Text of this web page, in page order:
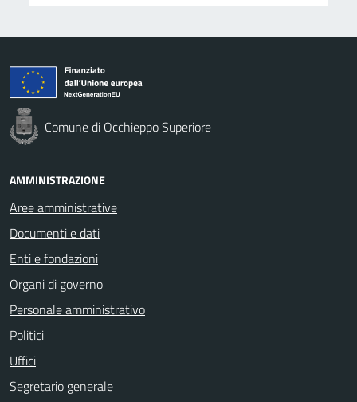
Comune di Occhieppo Superiore
AMMINISTRAZIONE
Aree amministrative
Documenti e dati
Enti e fondazioni
Organi di governo
Personale amministrativo
Politici
Uffici
Segretario generale